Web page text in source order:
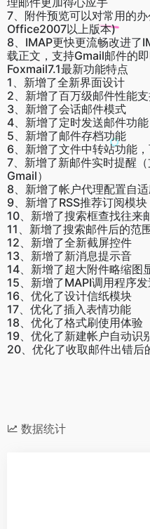
7、附件预览可以对常用的
Office2007以上版本)
8、IMAP更快更流畅改进了
载正文，支持Gmail邮件的
Foxmail7.1最新功能特点
1、新增了全新界面设计
2、新增了百万级邮件性能
3、新增了会话邮件模式
4、新增了定时发送邮件功能
5、新增了邮件存档功能
6、新增了文件中转站功能
7、新增了新邮件实时提醒
Gmail）
8、新增了帐户代理配置自
9、新增了RSS推荐订阅模块
10、新增了搜索框查找往来
11、新增了搜索邮件后的范
12、新增了全新截屏控件
13、新增了新消息提示音
14、新增了超大附件略缩图
15、新增了MAPI调用程序
16、优化了设计信纸模块
17、优化了插入表情功能
18、优化了格式刷使用体验
19、优化了新建帐户自动识
20、优化了收取邮件出错后
数据统计